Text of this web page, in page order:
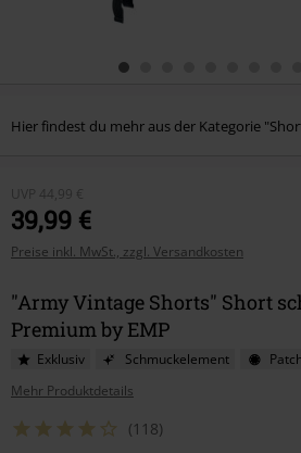
Hier findest du mehr aus der Kategorie
UVP 44,99 €
39,99 €
Preise inkl. MwSt., zzgl. Versandkosten
"Army Vintage Shorts" Short
Premium by EMP
Exklusiv Schmuckelement
Mehr Produktdetails
(118)